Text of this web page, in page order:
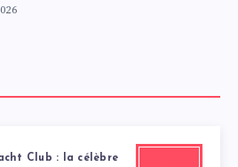
Club : la célèbre